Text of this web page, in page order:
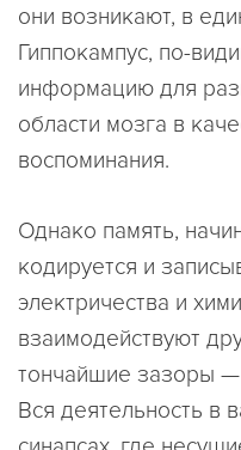
они возникают, в
Гиппокампус, по-
информацию для
области мозга в
воспоминания.
Однако память,
кодируется и
электричества и
взаимодействуют
тончайшие зазоры
Вся деятельность в